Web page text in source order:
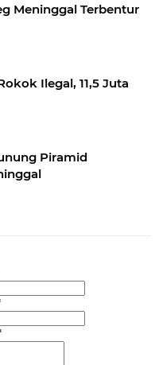
Meninggal Terbentur
Ilegal, 11,5 Juta
Piramid